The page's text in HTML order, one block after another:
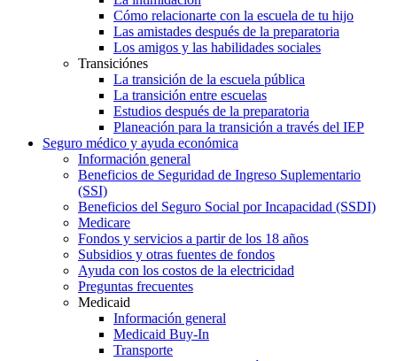
Cómo relacionarte con la escuela de tu hijo
Las amistades después de la preparatoria
Los amigos y las habilidades sociales
Transiciónes
La transición de la escuela pública
La transición entre escuelas
Estudios después de la preparatoria
Planeación para la transición a través del IEP
Seguro médico y ayuda económica
Información general
Beneficios de Seguridad de Ingreso Suplementario
(SSI)
Beneficios del Seguro Social por Incapacidad (SSDI)
Medicare
Fondos y servicios a partir de los 18 años
Subsidios y otras fuentes de fondos
Ayuda con los costos de la electricidad
Preguntas frecuentes
Medicaid
Información general
Medicaid Buy-In
Transporte